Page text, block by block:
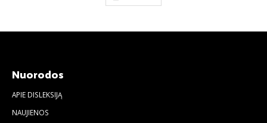
Nuorodos
APIE DISLEKSIJĄ
NAUJIENOS